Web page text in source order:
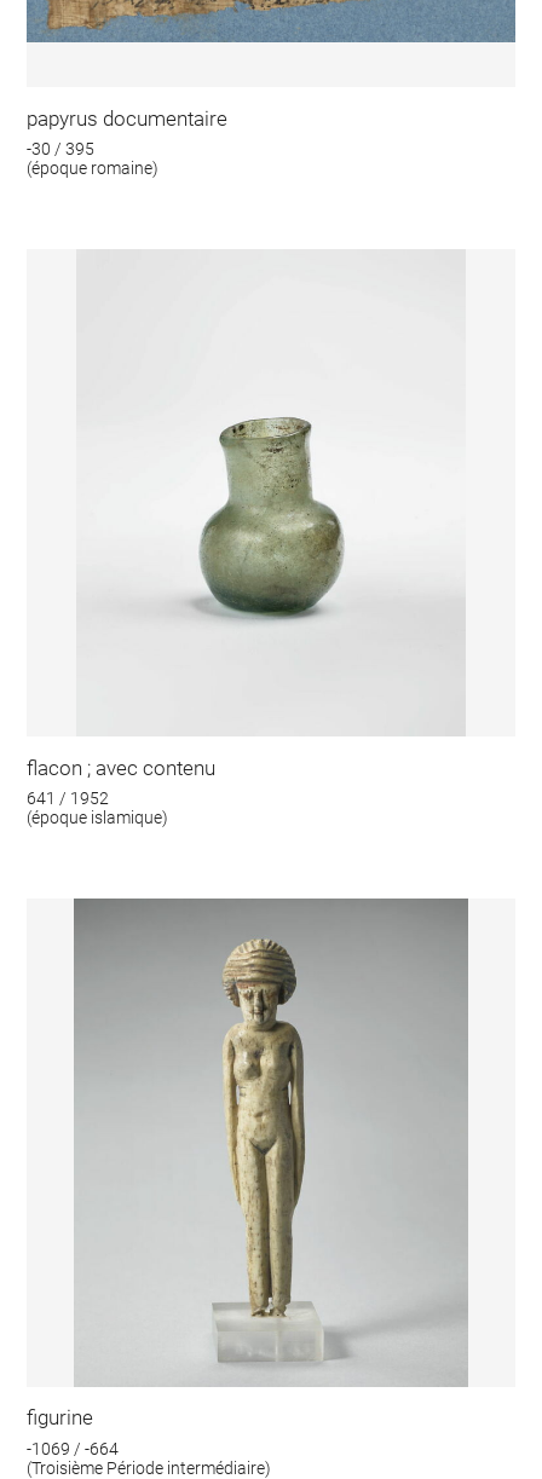
papyrus documentaire
-30 / 395
(époque romaine)
flacon ; avec contenu
641 / 1952
(époque islamique)
figurine
-1069 / -664
(Troisième Période intermédiaire)